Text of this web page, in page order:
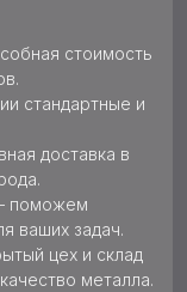
стоимость
стандартные и
доставка в
поможем
ваших задач.
цех и склад
металла.